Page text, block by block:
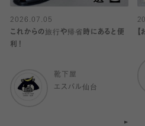
2026.07.05
これからの旅行や帰省時にあると便
利！
靴下屋
エスパル仙台